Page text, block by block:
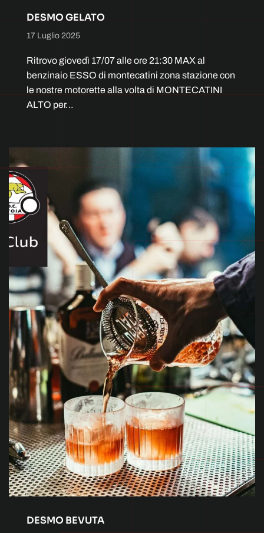
DESMO GELATO
17 Luglio 2025
Ritrovo giovedì 17/07 alle ore 21:30 MAX al
benzinaio ESSO di montecatini zona stazione con
le nostre motorette alla volta di MONTECATINI
ALTO per…
DESMO BEVUTA